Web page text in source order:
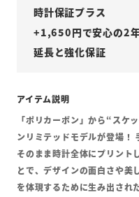
時計保証プラス
+1,650円で安心の2
延長と強化保証
「ポリカーボン」から“スケ
ンリミテッドモデルが登場！
そのまま時計全体にプリント
とで、デザインの面白さや美
を体現するために生み出され